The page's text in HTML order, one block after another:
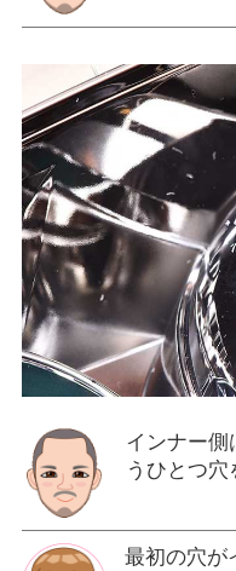
インナー側
うひとつ穴
最初の穴が